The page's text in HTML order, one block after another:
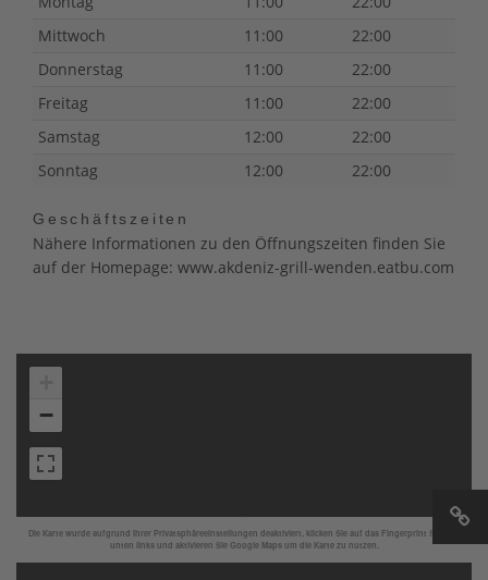
Mittwoch
11:00
22:00
Donnerstag
11:00
22:00
Freitag
11:00
22:00
Samstag
12:00
22:00
Sonntag
12:00 22:00
Geschäftszeiten
Nähere Informationen zu den Öffnungszeiten finden Sie
auf der Homepage: www.akdeniz-grill-wenden.eatbu.com
Die Karte wurde aufgrund Ihrer Privatsphäreeinstellungen deaktiviert, klicken Sie auf das Fingerprint Symbol
unten links und aktivieren Sie Google Maps um die Karte zu nutzen.
−